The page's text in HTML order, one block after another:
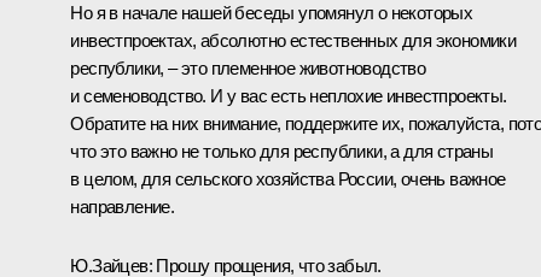
Но я в начале нашей беседы упомянул о некоторых
инвестпроектах, абсолютно естественных для экономики
республики, – это племенное животноводство
и семеноводство. И у вас есть неплохие инвестпроекты.
Обратите на них внимание, поддержите их, пожалуйста,
что это важно не только для республики, а для страны
в целом, для сельского хозяйства России, очень важное
направление.
Ю.Зайцев: Прошу прощения, что забыл.